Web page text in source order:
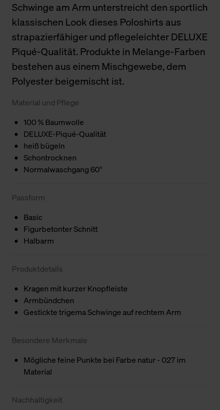
Schwinge am Arm unterstreicht den sportlich
klassischen Look dieses Poloshirts aus
strapazierfähiger und pflegeleichter DELUXE
Piqué-Qualität. Produkte in Melange-Farben
bestehen aus einem Mischgewebe, dem
Polyester beigemischt ist.
Material und Pflege
100 % Baumwolle
DELUXE-Piqué-Qualität
heiß bügeln
Schontrocknen
Normalwaschgang 60°
Passform
Basic
Figurbetonter Schnitt
Halbarm
Produktdetails
Kragen mit kurzer Knopfleiste
Armbündchen
Gestickte trigema Schwinge auf rechtem Arm
Besondere Merkmale
Mögliche feine Punkte bei Farbe natur - 027 im
Material
Nachhaltigkeit